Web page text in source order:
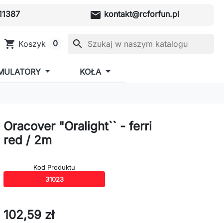
mail kontakt@rcforfun.pl
shopping_cart Koszyk 0 search
KOŁA
Oracover "Oralight`` - ferri
red / 2m
Kod Produktu
31023
102,59 zł